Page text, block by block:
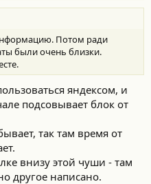
Потом ради
были очень близки.
яндексом, и
подсовывает блок от
так там время от
внизу этой чуши - там
другое написано.